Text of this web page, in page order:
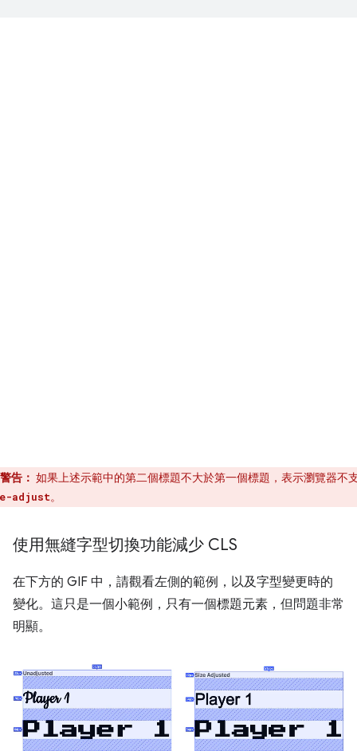
警告： 如果上述示範中的第二個標題不大於第一個標題，表示瀏覽器不
adjust。
使用無縫字型切換功能減少 CLS
在下方的 GIF 中，請觀看左側的範例，以及字型變更時的
變化。這只是一個小範例，只有一個標題元素，但問題非常
明顯。